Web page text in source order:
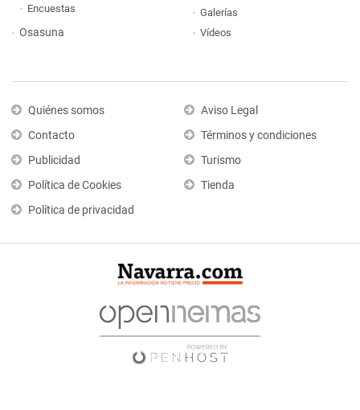
Encuestas
Osasuna
Galerías
Vídeos
Quiénes somos
Contacto
Publicidad
Política de Cookies
Política de privacidad
Aviso Legal
Términos y condiciones
Turismo
Tienda